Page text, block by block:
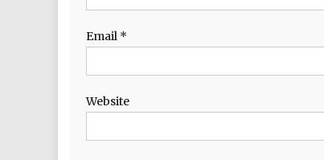
Email *
Website